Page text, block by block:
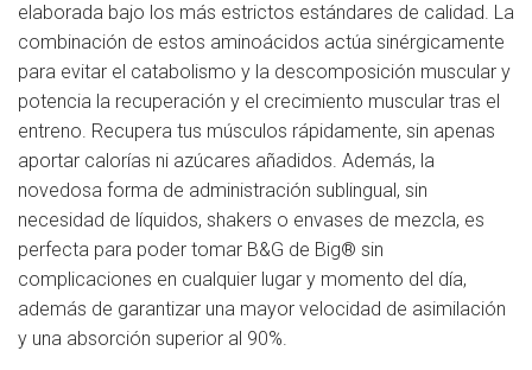
elaborada bajo los más estrictos estándares de calidad. La
combinación de estos aminoácidos actúa sinérgicamente
para evitar el catabolismo y la descomposición muscular y
potencia la recuperación y el crecimiento muscular tras el
entreno. Recupera tus músculos rápidamente, sin apenas
aportar calorías ni azúcares añadidos. Además, la
novedosa forma de administración sublingual, sin
necesidad de líquidos, shakers o envases de mezcla, es
perfecta para poder tomar B&G de Big® sin
complicaciones en cualquier lugar y momento del día,
además de garantizar una mayor velocidad de asimilación
y una absorción superior al 90%.